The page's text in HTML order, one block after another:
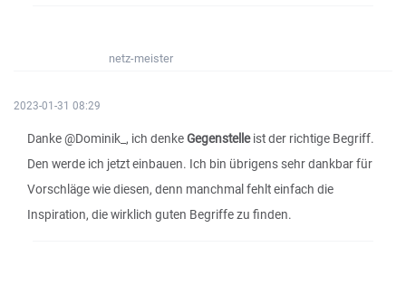
netz-meister
2023-01-31 08:29
Danke @Dominik_, ich denkeGegenstelleist der richtige Begriff.
Den werde ich jetzt einbauen. Ich bin übrigens sehr dankbar für
Vorschläge wie diesen, denn manchmal fehlt einfach die
Inspiration, die wirklich guten Begriffe zu finden.